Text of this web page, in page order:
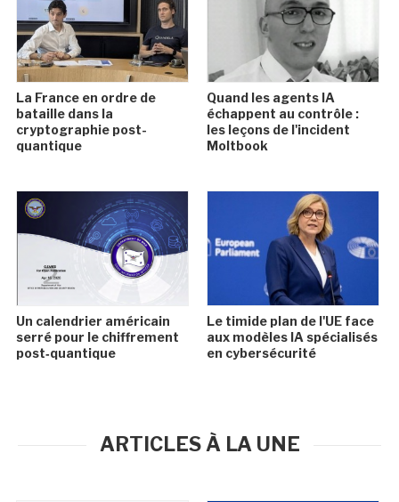
La France en ordre de
bataille dans la
cryptographie post-
quantique
Quand les agents IA
échappent au contrôle :
les leçons de l'incident
Moltbook
Un calendrier américain
serré pour le chiffrement
post‑quantique
Le timide plan de l'UE face
aux modèles IA spécialisés
en cybersécurité
ARTICLES À LA UNE